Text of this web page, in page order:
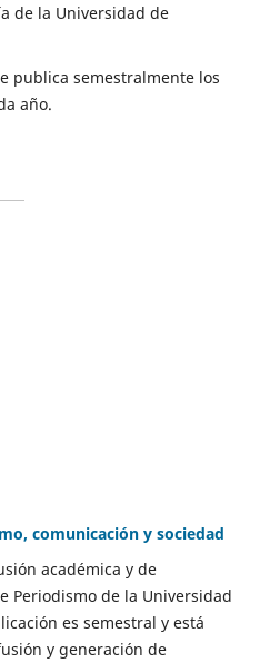
de la Universidad de
publica semestralmente los
año.
comunicación y sociedad
académica y de
Periodismo de la Universidad
es semestral y está
y generación de